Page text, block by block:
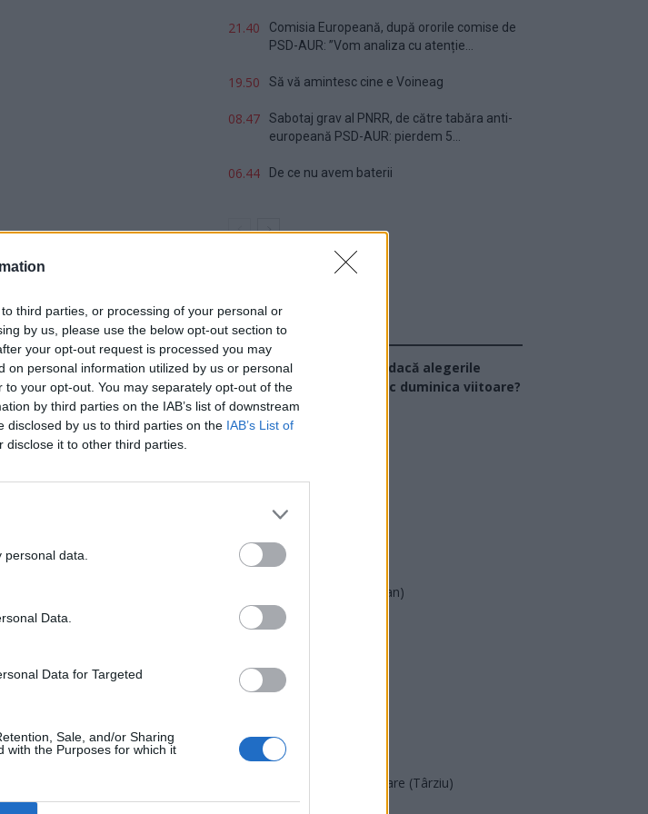
third parties, or processing of your personal or
by us, please use the below opt-out section to
your opt-out request is processed you may
on personal information utilized by us or personal
your opt-out. You may separately opt-out of the
by third parties on the IAB’s list of downstream
disclosed by us to third parties on the IAB’s List of
disclose it to other third parties.
data.
Data.
Data for Targeted
Sale, and/or Sharing
with the Purposes for which it
21.40
Comisia Europeană, după ororile comise de
PSD-AUR: ”Vom analiza cu atenție...
19.50 Să vă amintesc cine e Voineag
08.47
Sabotaj grav al PNRR, de către tabăra anti-
europeană PSD-AUR: pierdem 5...
06.44 De ce nu avem baterii
Sondaj
Ce partid ați vota dacă alegerile
parlamentare ar avea loc duminica viitoare?
USR
PSD
AUR
PMP (Tomac)
Forța Dreptei (L. Orban)
PNȚMM
SENS
PACE (Peia)
Acțiunea Conservatoare (Târziu)